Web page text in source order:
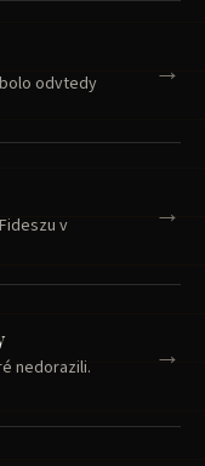
odvtedy
→
v
→
nedorazili.
→